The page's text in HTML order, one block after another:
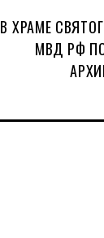
В ХРАМЕ
МВД РФ